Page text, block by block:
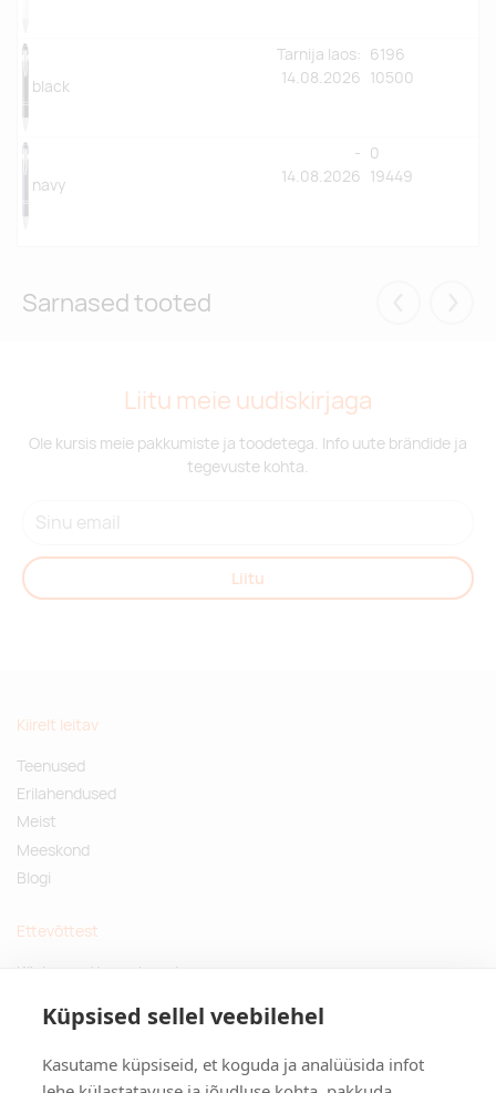
Küpsised sellel veebilehel
Kasutame küpsiseid, et koguda ja analüüsida infot
black
Tarnija laos:
14.08.2026
6196
10500
navy
-
14.08.2026
0
19449
Sarnased tooted
Liitu meie uudiskirjaga
Ole kursis meie pakkumiste ja toodetega. Info uute brändide ja
tegevuste kohta.
Liitu
Kiirelt leitav
Teenused
Erilahendused
Meist
Meeskond
Blogi
Ettevõttest
Küsimused ja vastused
Privaatsuspoliitika
Kontakt